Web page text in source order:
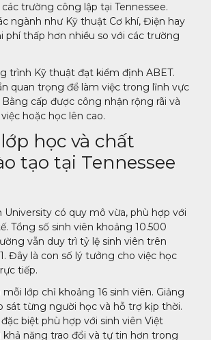
trường công lập tại Tennessee.
ngành như Kỹ thuật Cơ khí, Điện hay
phí thấp hơn nhiều so với các trường
trình Kỹ thuật đạt kiểm định ABET.
quan trọng để làm việc trong lĩnh vực
cấp được công nhận rộng rãi và
hoặc học lên cao.
học và chất
tạo tại Tennessee
University có quy mô vừa, phù hợp với
Tổng số sinh viên khoảng 10.500
vẫn duy trì tỷ lệ sinh viên trên
Đây là con số lý tưởng cho việc học
tiếp.
lớp chỉ khoảng 16 sinh viên. Giảng
sát từng người học và hỗ trợ kịp thời.
biệt phù hợp với sinh viên Việt
năng trao đổi và tự tin hơn trong